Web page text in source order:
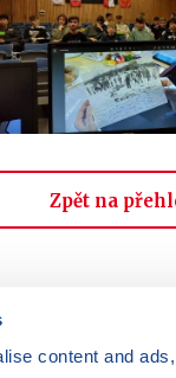
content and
Zpět na